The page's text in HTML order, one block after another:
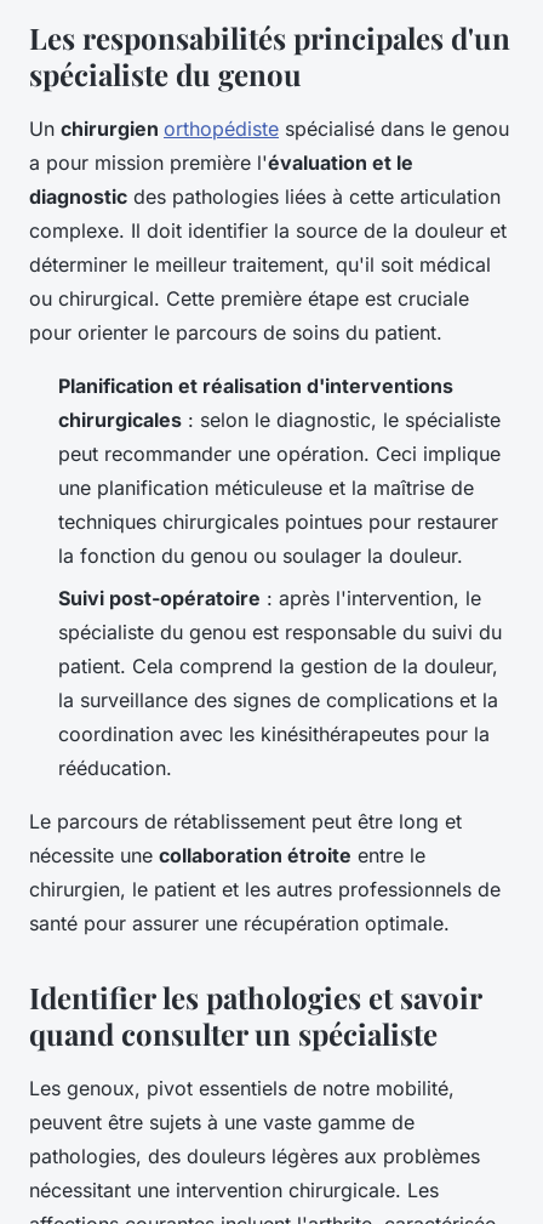
Les responsabilités principales d'un
spécialiste du genou
Un chirurgien orthopédiste spécialisé dans le genou
a pour mission première l'évaluation et le
diagnostic des pathologies liées à cette articulation
complexe. Il doit identifier la source de la douleur et
déterminer le meilleur traitement, qu'il soit médical
ou chirurgical. Cette première étape est cruciale
pour orienter le parcours de soins du patient.
Planification et réalisation d'interventions
chirurgicales : selon le diagnostic, le spécialiste
peut recommander une opération. Ceci implique
une planification méticuleuse et la maîtrise de
techniques chirurgicales pointues pour restaurer
la fonction du genou ou soulager la douleur.
Suivi post-opératoire : après l'intervention, le
spécialiste du genou est responsable du suivi du
patient. Cela comprend la gestion de la douleur,
la surveillance des signes de complications et la
coordination avec les kinésithérapeutes pour la
rééducation.
Le parcours de rétablissement peut être long et
nécessite une collaboration étroite entre le
chirurgien, le patient et les autres professionnels de
santé pour assurer une récupération optimale.
Identifier les pathologies et savoir
quand consulter un spécialiste
Les genoux, pivot essentiels de notre mobilité,
peuvent être sujets à une vaste gamme de
pathologies, des douleurs légères aux problèmes
nécessitant une intervention chirurgicale. Les